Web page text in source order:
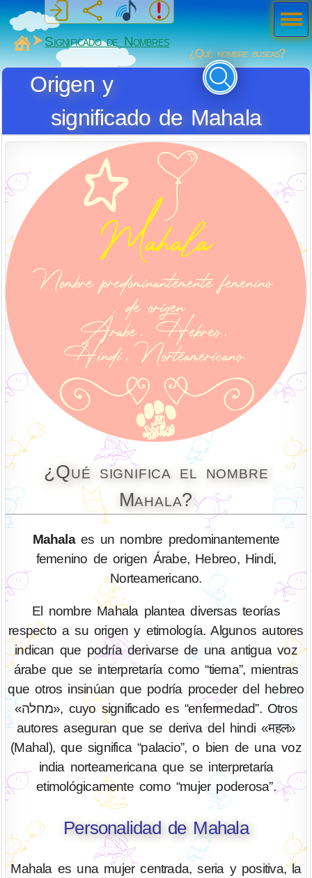
MiSabueso
Significado de Nombres
¿Qué nombre buscas?
Origen y
significado de Mahala
¿Qué significa el nombre
Mahala?
Mahalaes un nombre predominantemente
femenino de origen Árabe, Hebreo, Hindi,
Norteamericano.
El nombre Mahala plantea diversas teorías
respecto a su origen y etimología. Algunos autores
indican que podría derivarse de una antigua voz
árabe que se interpretaría como “tierna”, mientras
que otros insinúan que podría proceder del hebreo
«מחלה», cuyo significado es “enfermedad”. Otros
autores aseguran que se deriva del hindi «महल»
(Mahal), que significa “palacio”, o bien de una voz
india norteamericana que se interpretaría
etimológicamente como “mujer poderosa”.
Personalidad de Mahala
Mahala es una mujer centrada, seria y positiva, la
Men
ú